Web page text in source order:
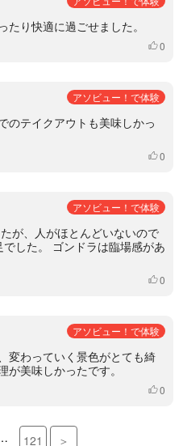
り快適に過ごせました。
いいね
0
アソビュー！で体験
のテイクアウトも美味しかっ
いいね
0
アソビュー！で体験
が、人がほとんどいないので
した。 ゴンドラは臨場感があ
いいね
0
アソビュー！で体験
変わっていく景色がとても綺
美味しかったです。
いいね
0
121 ＞